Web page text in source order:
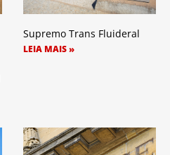
Supremo Trans Fluideral
LEIA MAIS »